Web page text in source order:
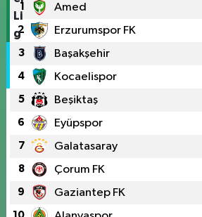
1 Amed
2 Erzurumspor FK
3 Başakşehir
4 Kocaelispor
5 Beşiktaş
6 Eyüpspor
7 Galatasaray
8 Çorum FK
9 Gaziantep FK
10